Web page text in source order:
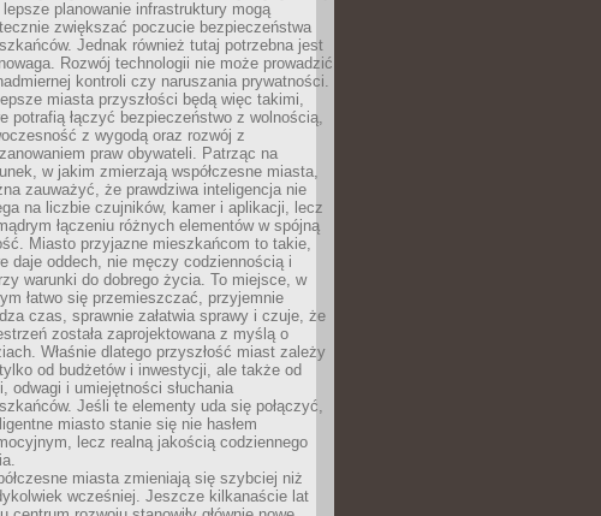
planowanie infrastruktury mogą
zwiększać poczucie bezpieczeństwa
Jednak również tutaj potrzebna jest
Rozwój technologii nie może prowadzić
kontroli czy naruszania prywatności.
miasta przyszłości będą więc takimi,
potrafią łączyć bezpieczeństwo z wolnością,
z wygodą oraz rozwój z
praw obywateli. Patrząc na
w jakim zmierzają współczesne miasta,
zauważyć, że prawdziwa inteligencja nie
na liczbie czujników, kamer i aplikacji, lecz
łączeniu różnych elementów w spójną
Miasto przyjazne mieszkańcom to takie,
daje oddech, nie męczy codziennością i
warunki do dobrego życia. To miejsce, w
łatwo się przemieszczać, przyjemnie
czas, sprawnie załatwia sprawy i czuje, że
została zaprojektowana z myślą o
Właśnie dlatego przyszłość miast zależy
od budżetów i inwestycji, ale także od
odwagi i umiejętności słuchania
Jeśli te elementy uda się połączyć,
miasto stanie się nie hasłem
lecz realną jakością codziennego
miasta zmieniają się szybciej niż
wcześniej. Jeszcze kilkanaście lat